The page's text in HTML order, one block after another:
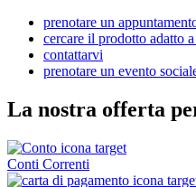
prenotare un
cercare il prodotto adatto
contattarvi
prenotare un evento
La nostra offerta
Conti Correnti